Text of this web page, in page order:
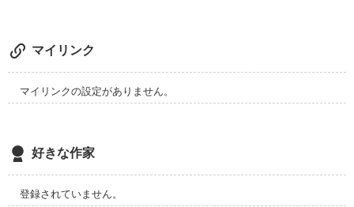
マイリンク
マイリンクの設定がありません。
好きな作家
登録されていません。